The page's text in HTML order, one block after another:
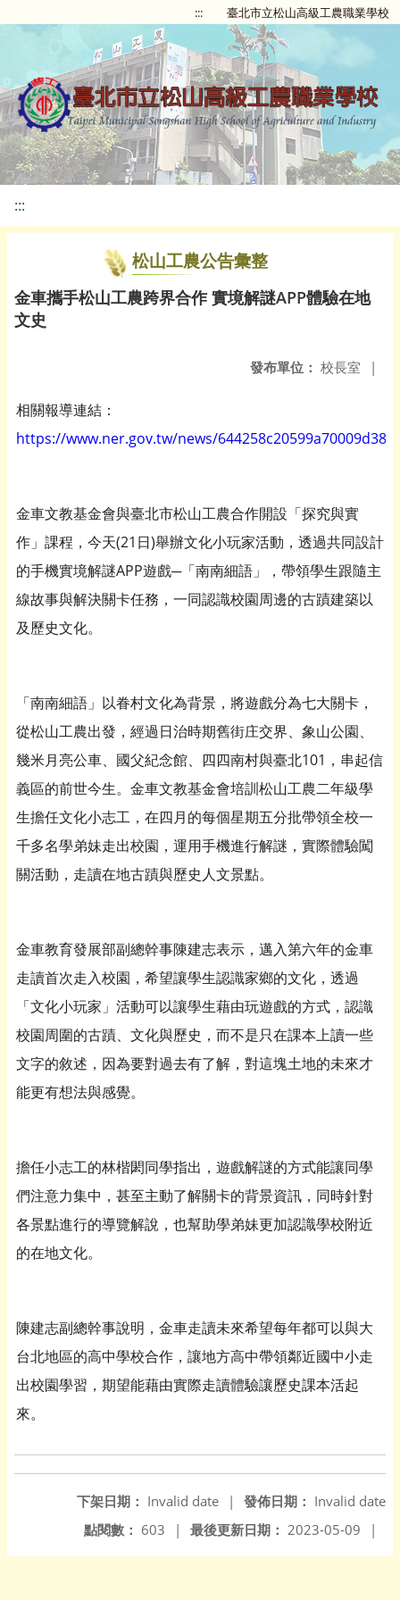
::: 臺北市立松山高級工農職業學校
:::
松山工農公告彙整
金車攜手松山工農跨界合作 實境解謎APP體驗在地
文史
發布單位： 校長室 |
相關報導連結：
https://www.ner.gov.tw/news/
金車文教基金會與臺北市松山工農合作開設「探究與實
作」課程，今天(21日)舉辦文化小玩家活動，透過共同設計
的手機實境解謎APP遊戲─「南南細語」，帶領學生跟隨主
線故事與解決關卡任務，一同認識校園周邊的古蹟建築以
及歷史文化。
「南南細語」以眷村文化為背景，將遊戲分為七大關卡，
從松山工農出發，經過日治時期舊街庄交界、象山公園、
幾米月亮公車、國父紀念館、四四南村與臺北101，串起信
義區的前世今生。金車文教基金會培訓松山工農二年級學
生擔任文化小志工，在四月的每個星期五分批帶領全校一
千多名學弟妹走出校園，運用手機進行解謎，實際體驗闖
關活動，走讀在地古蹟與歷史人文景點。
金車教育發展部副總幹事陳建志表示，邁入第六年的金車
走讀首次走入校園，希望讓學生認識家鄉的文化，透過
「文化小玩家」活動可以讓學生藉由玩遊戲的方式，認識
校園周圍的古蹟、文化與歷史，而不是只在課本上讀一些
文字的敘述，因為要對過去有了解，對這塊土地的未來才
能更有想法與感覺。
擔任小志工的林楷閎同學指出，遊戲解謎的方式能讓同學
們注意力集中，甚至主動了解關卡的背景資訊，同時針對
各景點進行的導覽解說，也幫助學弟妹更加認識學校附近
的在地文化。
陳建志副總幹事說明，金車走讀未來希望每年都可以與大
台北地區的高中學校合作，讓地方高中帶領鄰近國中小走
出校園學習，期望能藉由實際走讀體驗讓歷史課本活起
來。
發佈日期： Invalid date
下架日期： Invalid date
|
最後更新日期： 2023-05-09 |
點閱數： 603 |